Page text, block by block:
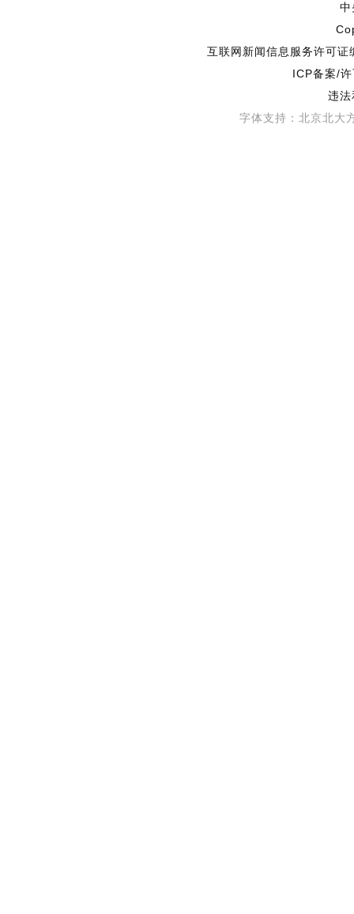
中
互联网新闻信息服务许可
ICP备案/
违法
字体支持：北京北